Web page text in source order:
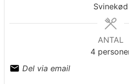
Svinekød
ANTAL
4
Del via email